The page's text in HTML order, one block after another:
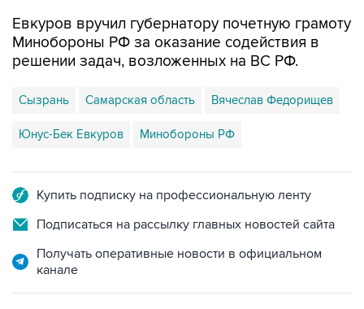
Евкуров вручил губернатору почетную грамоту
Минобороны РФ за оказание содействия в
решении задач, возложенных на ВС РФ.
Сызрань Самарская область Вячеслав Федорищев
Юнус-Бек Евкуров Минобороны РФ
Купить подписку на профессиональную ленту
Подписаться на рассылку главных новостей сайта
Получать оперативные новости в официальном
канале